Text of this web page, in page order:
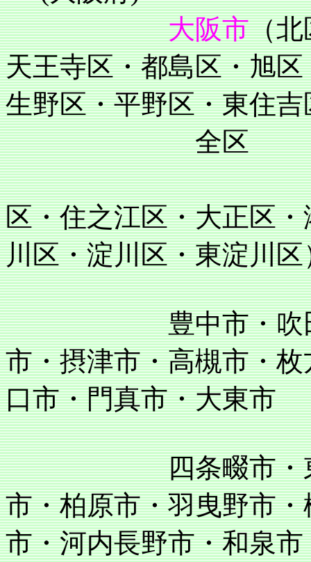
大阪市（北
天王寺区・都島区・旭
生野区・平野区・東住吉
全区
住吉区・阿
区・住之江区・大正区
川区・淀川区・東淀川区
豊中市・吹田市・
市・摂津市・高槻市・
口市・門真市・大東市
四条畷市・東大
市・柏原市・羽曳野市
市・河内長野市・和泉市